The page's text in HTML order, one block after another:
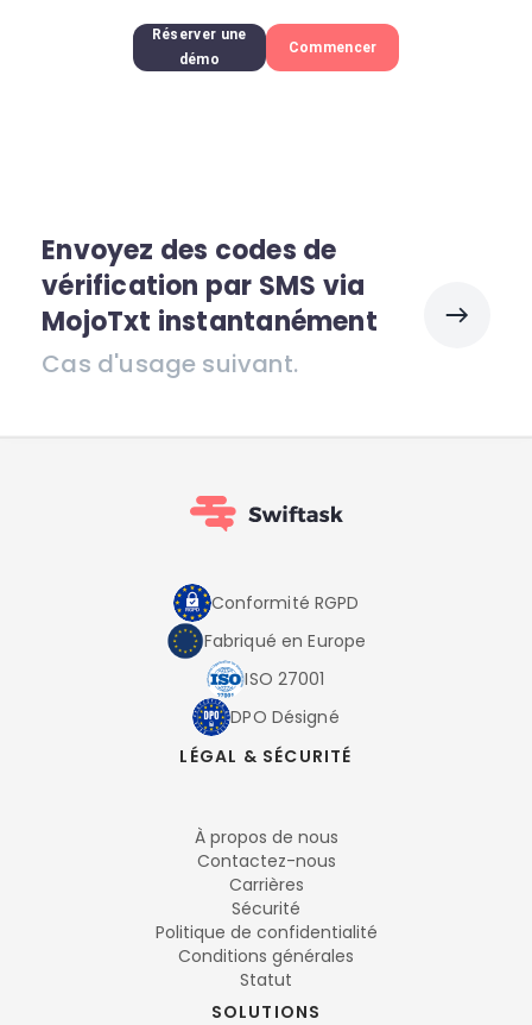
Réserver une
démo
Commencer
Envoyez des codes de
vérification par SMS via
MojoTxt instantanément
Cas d'usage suivant.
Conformité RGPD
Fabriqué en Europe
ISO 27001
DPO Désigné
LÉGAL & SÉCURITÉ
À propos de nous
Contactez-nous
Carrières
Sécurité
Politique de confidentialité
Conditions générales
Statut
SOLUTIONS